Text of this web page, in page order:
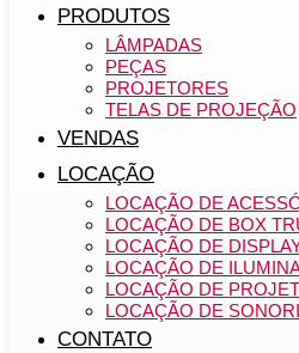
PRODUTOS
LÂMPADAS
PEÇAS
PROJETORES
TELAS DE PROJEÇÃO
VENDAS
LOCAÇÃO
LOCAÇÃO DE
LOCAÇÃO DE BOX
LOCAÇÃO DE
LOCAÇÃO DE
LOCAÇÃO DE
LOCAÇÃO DE
CONTATO